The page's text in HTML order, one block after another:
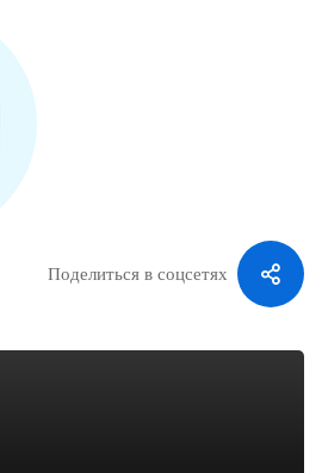
Поделиться в соцсетях